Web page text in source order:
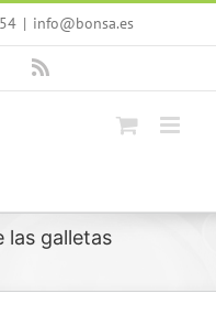
| info@bonsa.es
las galletas